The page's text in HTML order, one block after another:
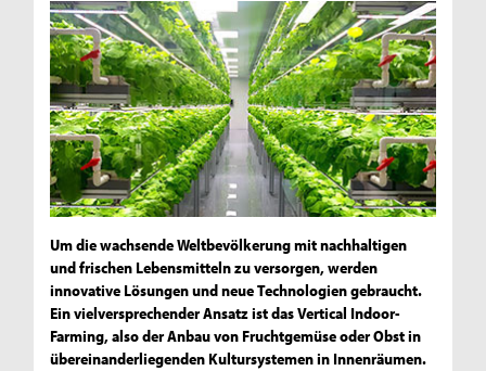
Um die wachsende Weltbevölkerung mit nachhaltigen
und frischen Lebensmitteln zu versorgen, werden
innovative Lösungen und neue Technologien gebraucht.
Ein vielversprechender Ansatz ist das Vertical Indoor-
Farming, also der Anbau von Fruchtgemüse oder Obst in
übereinanderliegenden Kultursystemen in Innenräumen.